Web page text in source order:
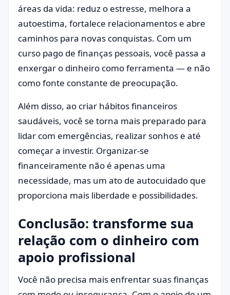
áreas da vida: reduz o estresse, melhora a
autoestima, fortalece relacionamentos e abre
caminhos para novas conquistas. Com um
curso pago de finanças pessoais, você passa a
enxergar o dinheiro como ferramenta — e não
como fonte constante de preocupação.
Além disso, ao criar hábitos financeiros
saudáveis, você se torna mais preparado para
lidar com emergências, realizar sonhos e até
começar a investir. Organizar-se
financeiramente não é apenas uma
necessidade, mas um ato de autocuidado que
proporciona mais liberdade e possibilidades.
Conclusão: transforme sua
relação com o dinheiro com
apoio profissional
Você não precisa mais enfrentar suas finanças